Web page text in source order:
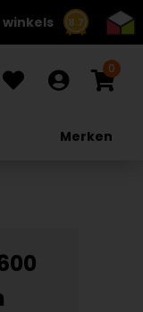
8.7
winkels
0
Merken